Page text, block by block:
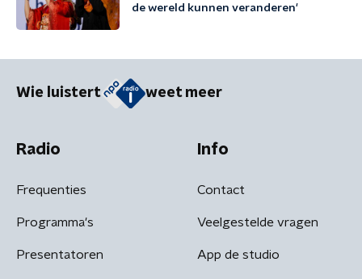
de wereld kunnen veranderen'
Wie luistert weet meer
Radio
Frequenties
Programma's
Presentatoren
Info
Contact
Veelgestelde vragen
App de studio